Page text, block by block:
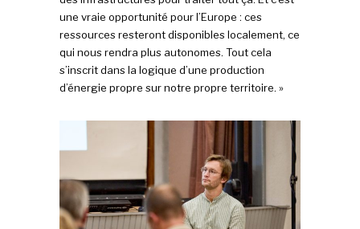
une vraie opportunité pour l’Europe : ces
ressources resteront disponibles localement, ce
qui nous rendra plus autonomes. Tout cela
s’inscrit dans la logique d’une production
d’énergie propre sur notre propre territoire. »